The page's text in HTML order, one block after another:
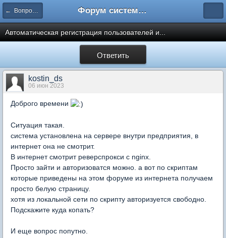
← Вопросы администрирования системы Форум системы тестирования INDIGO
Автоматическая регистрация пользователей и...
Ответить
kostin_ds
06 июн 2023
Доброго времени
Ситуация такая.
система установлена на сервере внутри предприятия, в
интернет она не смотрит.
В интернет смотрит реверспрокси с nginx.
Просто зайти и авторизоватся можно. а вот по скриптам
которые приведены на этом форуме из интернета получаем
просто белую страницу.
хотя из локальной сети по скрипту авторизуется свободно.
Подскажите куда копать?
И еще вопрос попутно.